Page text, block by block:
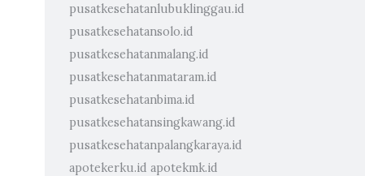
pusatkesehatanlubuklinggau.id
pusatkesehatansolo.id
pusatkesehatanmalang.id
pusatkesehatanmataram.id
pusatkesehatanbima.id
pusatkesehatansingkawang.id
pusatkesehatanpalangkaraya.id
apotekerku.id apotekmk.id